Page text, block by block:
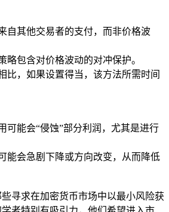
自其他交易者的支付，而非价格波
略包含对价格波动的对冲保护。
比，如果设置得当，该方法所需时间
可能会“侵蚀”部分利润，尤其是进行
能会急剧下降或方向改变，从而降低
寻求在加密货币市场中以最小风险获